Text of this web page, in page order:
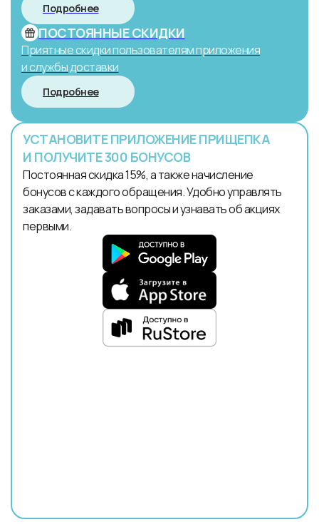
Подробнее
ПОСТОЯННЫЕ СКИДКИ
Приятные скидки пользователям приложения
и службы доставки
Подробнее
УСТАНОВИТЕ ПРИЛОЖЕНИЕ ПРИЩЕПКА
И ПОЛУЧИТЕ 300 БОНУСОВ
Постоянная скидка 15%, а также начисление
бонусов с каждого обращения. Удобно управлять
заказами, задавать вопросы и узнавать об акциях
первыми.